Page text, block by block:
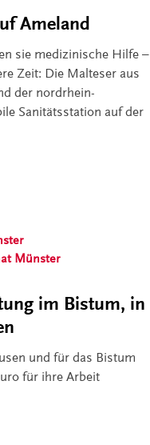
Ameland
sie medizinische Hilfe –
Zeit: Die Malteser aus
der nordrhein-
Sanitätsstation auf der
Münster
im Bistum, in
und für das Bistum
für ihre Arbeit